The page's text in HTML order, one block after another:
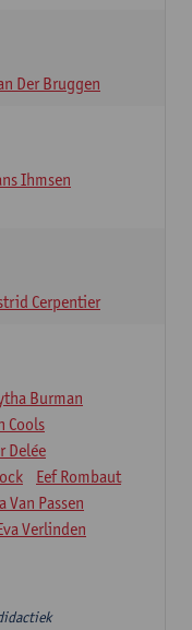
Der Bruggen
Ihmsen
Cerpentier
Burman
Cools
Delée
Eef Rombaut
Van Passen
Verlinden